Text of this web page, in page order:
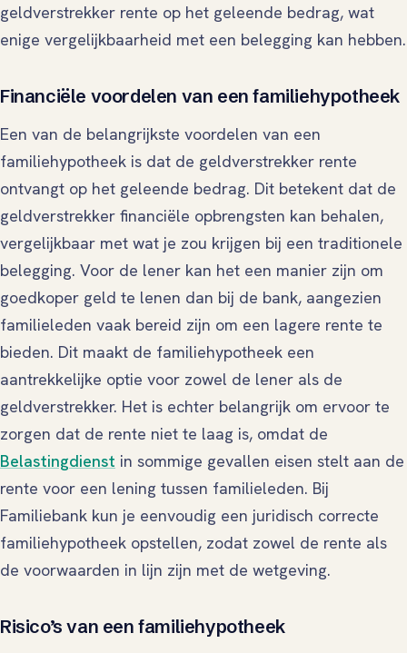
geldverstrekker rente op het geleende bedrag, wat
enige vergelijkbaarheid met een belegging kan hebben.
Financiële voordelen van een familiehypotheek
Een van de belangrijkste voordelen van een
familiehypotheek is dat de geldverstrekker rente
ontvangt op het geleende bedrag. Dit betekent dat de
geldverstrekker financiële opbrengsten kan behalen,
vergelijkbaar met wat je zou krijgen bij een traditionele
belegging. Voor de lener kan het een manier zijn om
goedkoper geld te lenen dan bij de bank, aangezien
familieleden vaak bereid zijn om een lagere rente te
bieden. Dit maakt de familiehypotheek een
aantrekkelijke optie voor zowel de lener als de
geldverstrekker. Het is echter belangrijk om ervoor te
zorgen dat de rente niet te laag is, omdat de
Belastingdienst in sommige gevallen eisen stelt aan de
rente voor een lening tussen familieleden. Bij
Familiebank kun je eenvoudig een juridisch correcte
familiehypotheek opstellen, zodat zowel de rente als
de voorwaarden in lijn zijn met de wetgeving.
Risico’s van een familiehypotheek